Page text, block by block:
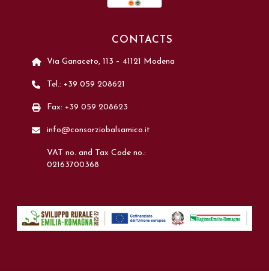
CONTACTS
Via Ganaceto, 113 – 41121 Modena
Tel.: +39 059 208621
Fax: +39 059 208623
info@consorziobalsamico.it
VAT no. and Tax Code no.:
02163700368